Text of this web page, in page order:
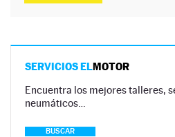
SERVICIOS ELMOTOR
Encuentra los mejores talleres,
neumáticos…
BUSCAR